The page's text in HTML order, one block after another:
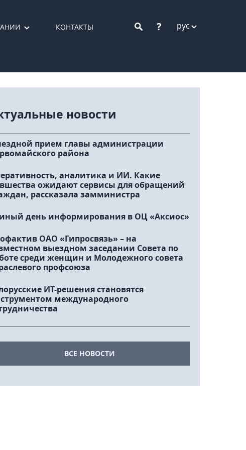
КОНТАКТЫ ? рус
новости
прием главы администрации
района
аналитика и ИИ. Какие
ожидают сервисы для обращений
рассказала замминистра
день информирования в ОЦ «Аксиос»
ОАО «Гипросвязь» – на
выездном заседании Совета по
среди женщин и Молодежного совета
профсоюза
ИТ-решения становятся
международного
ВСЕ НОВОСТИ